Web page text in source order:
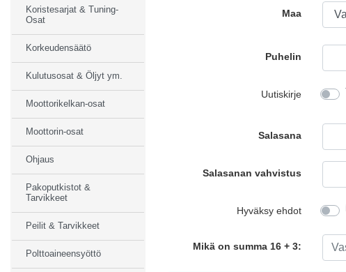
Maa
Puhelin
Uutiskirje
Salasana
Salasanan vahvistus
Hyväksy ehdot
Mikä on summa 16 + 3:
Koristesarjat & Tuning-
Osat
Korkeudensäätö
Kulutusosat & Öljyt ym.
Moottorikelkan-osat
Moottorin-osat
Ohjaus
Pakoputkistot &
Tarvikkeet
Peilit & Tarvikkeet
Polttoaineensyöttö